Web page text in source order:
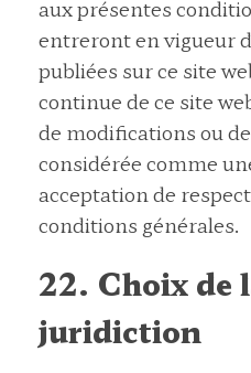
aux présentes
entreront en vigueur
publiées sur ce site
continue de ce site
de modifications ou
considérée comme
acceptation de
conditions générales.
22. Choix de
juridiction